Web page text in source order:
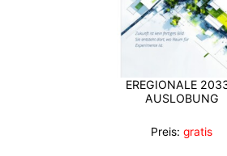
EREGIONALE
AUSLOBUNG
Preis: gratis